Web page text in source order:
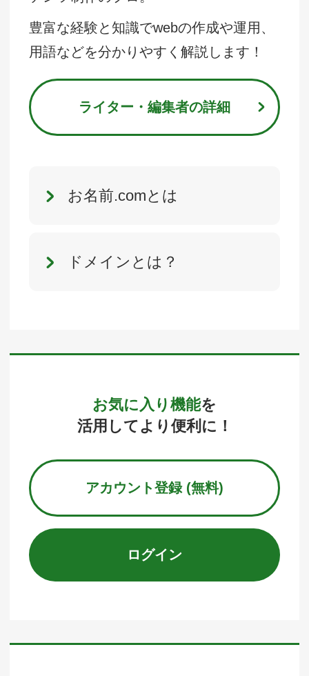
豊富な経験と知識でwebの作成や運用、
用語などを分かりやすく解説します！
ライター・編集者の詳細
お名前.comとは
ドメインとは？
お気に入り機能を
活用してより便利に！
アカウント登録 (無料)
ログイン